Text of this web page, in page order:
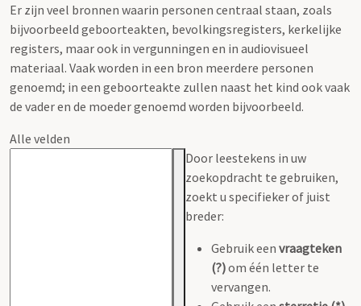
Er zijn veel bronnen waarin personen centraal staan, zoals
bijvoorbeeld geboorteakten, bevolkingsregisters, kerkelijke
registers, maar ook in vergunningen en in audiovisueel
materiaal. Vaak worden in een bron meerdere personen
genoemd; in een geboorteakte zullen naast het kind ook vaak
de vader en de moeder genoemd worden bijvoorbeeld.
Alle velden
Door leestekens in uw
zoekopdracht te gebruiken,
zoekt u specifieker of juist
breder:
Gebruik een vraagteken
(?)om één letter te
vervangen.